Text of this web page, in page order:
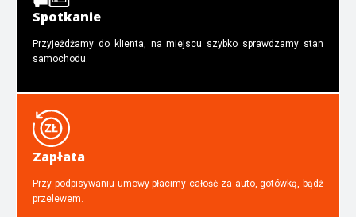
Spotkanie
Przyjeżdżamy do klienta, na miejscu szybko sprawdzamy stan
samochodu.
Zapłata
Przy podpisywaniu umowy płacimy całość za auto, gotówką, bądź
przelewem.